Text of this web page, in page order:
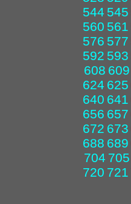
544 545
560 561
576 577
592 593
608 609
624 625
640 641
656 657
672 673
688 689
704 705
720 721